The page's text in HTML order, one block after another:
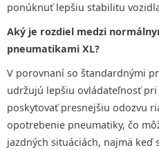
ponúknuť lepšiu stabilitu
Aký je rozdiel medzi
pneumatikami XL?
V porovnaní so štandardnými
udržujú lepšiu ovládateľnosť
poskytovať presnejšiu odozvu
opotrebenie pneumatiky, čo
jazdných situáciách, najmä keď